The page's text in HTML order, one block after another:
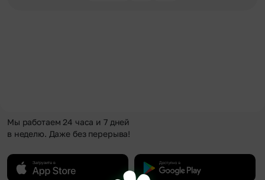
Мы работаем 24 часа и 7 дней
в неделю. Даже без перерыва!